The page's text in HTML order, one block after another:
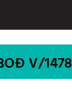
V/